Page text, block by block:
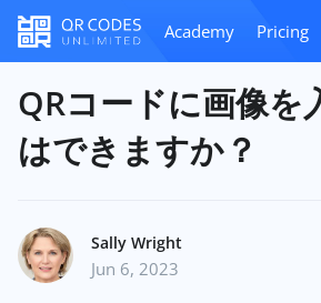
Academy Pricing
QRコードに画像を
はできますか？
Sally Wright
Jun 6, 2023